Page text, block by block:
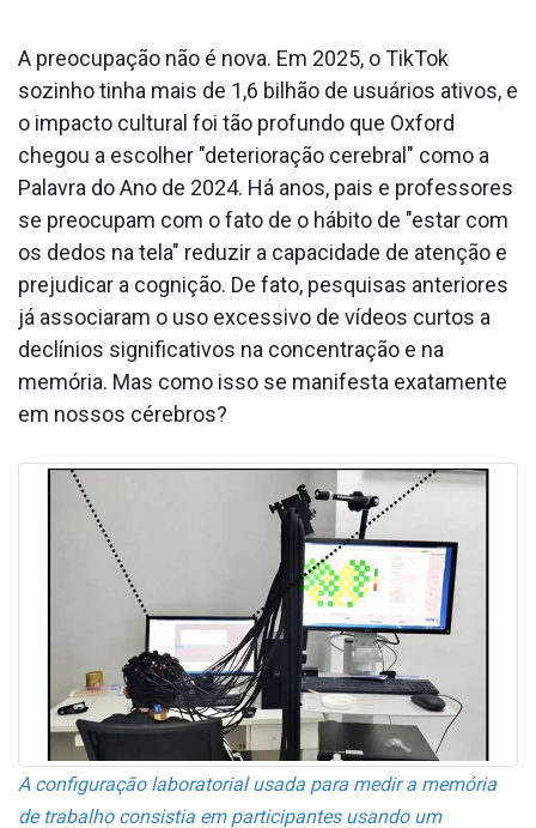
A preocupação não é nova. Em 2025, o TikTok
sozinho tinha mais de 1,6 bilhão de usuários ativos, e
o impacto cultural foi tão profundo que Oxford
chegou a escolher "deterioração cerebral" como a
Palavra do Ano de 2024. Há anos, pais e professores
se preocupam com o fato de o hábito de "estar com
os dedos na tela" reduzir a capacidade de atenção e
prejudicar a cognição. De fato, pesquisas anteriores
já associaram o uso excessivo de vídeos curtos a
declínios significativos na concentração e na
memória. Mas como isso se manifesta exatamente
em nossos cérebros?
A configuração laboratorial usada para medir a memória
de trabalho consistia em participantes usando um